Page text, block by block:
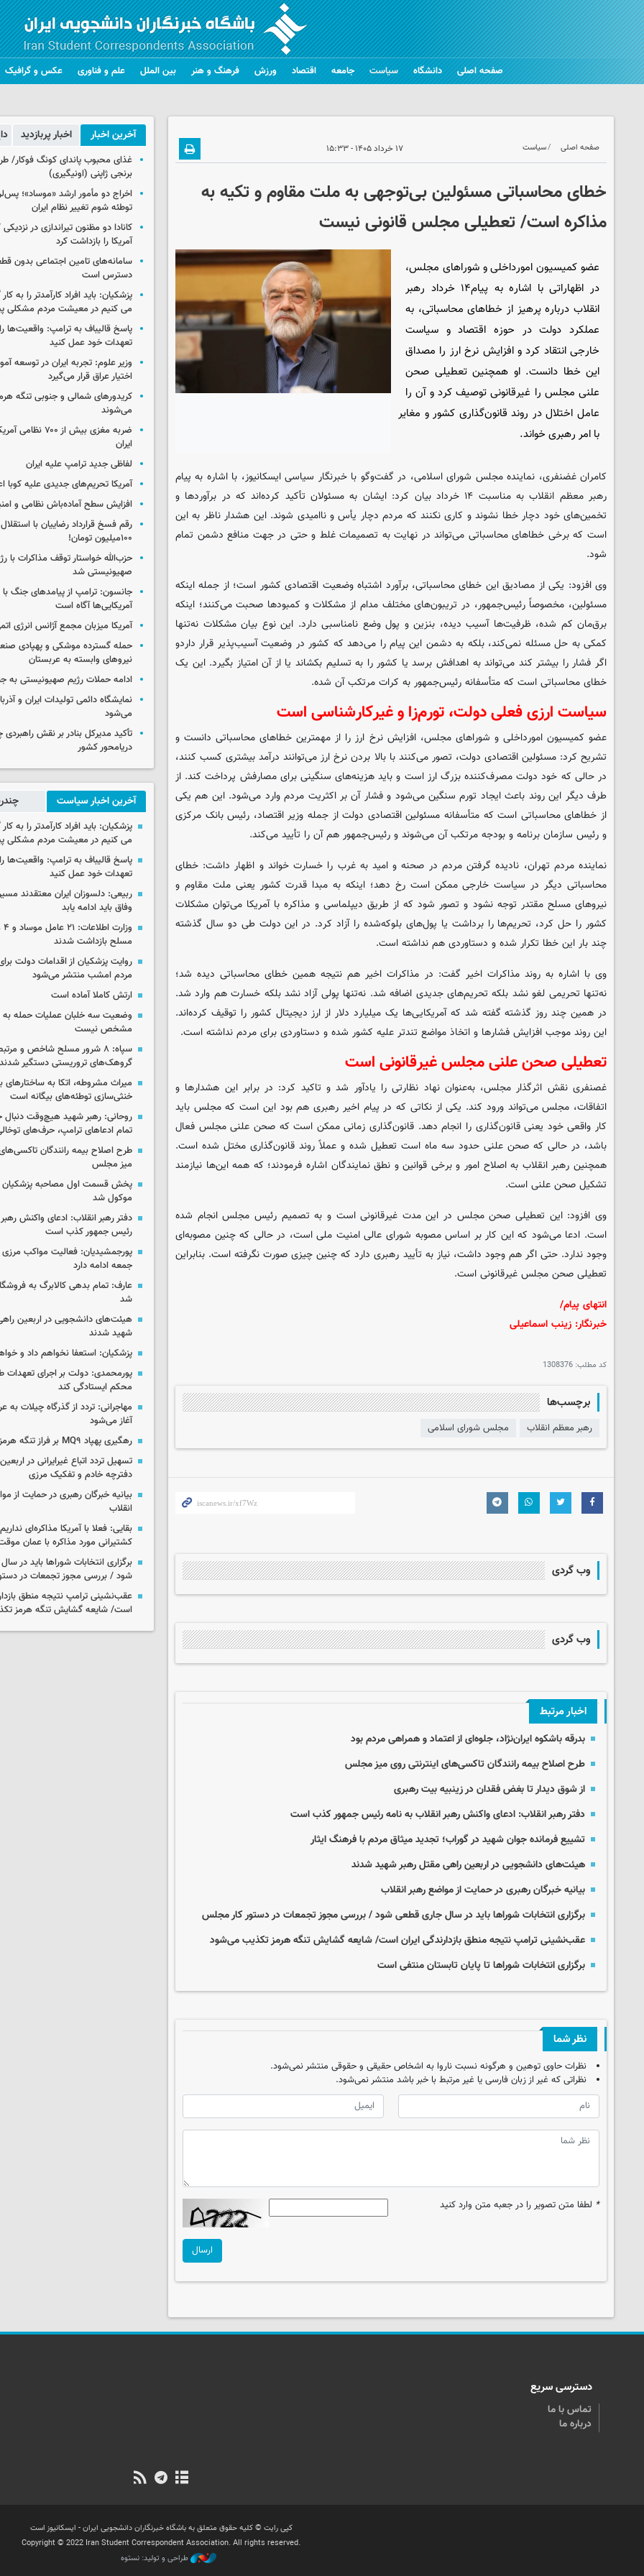
صفحه اصلی دانشگاه سیاست جامعه اقتصاد ورزش فرهنگ و هنر بین الملل علم و فناوری عکس و گرافیک
صفحه اصلی سیاست ۱۷ خرداد ۱۴۰۵ - ۱۵:۳۳
خطای محاسباتی مسئولین بی‌توجهی به ملت مقاوم و تکیه به
مذاکره است/ تعطیلی مجلس قانونی نیست
عضو کمیسیون امورداخلی و شوراهای مجلس،
در اظهاراتی با اشاره به پیام۱۴ خرداد رهبر
انقلاب درباره پرهیز از خطاهای محاسباتی، به
عملکرد دولت در حوزه اقتصاد و سیاست
خارجی انتقاد کرد و افزایش نرخ ارز را مصداق
این خطا دانست. او همچنین تعطیلی صحن
علنی مجلس را غیرقانونی توصیف کرد و آن را
عامل اختلال در روند قانون‌گذاری کشور و مغایر
با امر رهبری خواند.
کامران غضنفری، نماینده مجلس شورای اسلامی، در گفت‌وگو با خبرنگار سیاسی ایسکانیوز، با اشاره به پیام
رهبر معظم انقلاب به مناسبت ۱۴ خرداد بیان کرد: ایشان به مسئولان تأکید کرده‌اند که در برآوردها و
تخمین‌های خود دچار خطا نشوند و کاری نکنند که مردم دچار یأس و ناامیدی شوند. این هشدار ناظر به این
است که برخی خطاهای محاسباتی می‌تواند در نهایت به تصمیمات غلط و حتی در جهت منافع دشمن تمام
شود.
وی افزود: یکی از مصادیق این خطای محاسباتی، برآورد اشتباه وضعیت اقتصادی کشور است؛ از جمله اینکه
مسئولین، مخصوصاً رئیس‌جمهور، در تریبون‌های مختلف مدام از مشکلات و کمبودها صحبت می‌کنند؛ اینکه
برق‌مان کم شده، ظرفیت‌ها آسیب دیده، بنزین و پول وضع نامناسبی دارد. این نوع بیان مشکلات نه‌تنها
کمکی به حل مسئله نمی‌کند، بلکه به دشمن این پیام را می‌دهد که کشور در وضعیت آسیب‌پذیر قرار داردو
اگر فشار را بیشتر کند می‌تواند به اهدافش برسد یا کشور را به تسلیم بکشاند یا از آن امتیاز بگیرد. این یک
خطای محاسباتی است که متأسفانه رئیس‌جمهور به کرات مرتکب آن شده.
سیاست ارزی فعلی دولت، تورم‌زا و غیرکارشناسی است
عضو کمیسیون امورداخلی و شوراهای مجلس، افزایش نرخ ارز را از مهمترین خطاهای محاسباتی دانست و
تشریح کرد: مسئولین اقتصادی دولت، تصور می‌کنند با بالا بردن نرخ ارز می‌توانند درآمد بیشتری کسب کنند،
در حالی که خود دولت مصرف‌کننده بزرگ ارز است و باید هزینه‌های سنگینی برای مصارفش پرداخت کند. از
طرف دیگر این روند باعث ایجاد تورم سنگین می‌شود و فشار آن بر اکثریت مردم وارد می‌شود. این هم یکی
از خطاهای محاسباتی است که متأسفانه مسئولین اقتصادی دولت از جمله وزیر اقتصاد، رئیس بانک مرکزی
و رئیس سازمان برنامه و بودجه مرتکب آن می‌شوند و رئیس‌جمهور هم آن را تأیید می‌کند.
نماینده مردم تهران، نادیده گرفتن مردم در صحنه و امید به غرب را خسارت خواند و اظهار داشت: خطای
محاسباتی دیگر در سیاست خارجی ممکن است رخ دهد؛ اینکه به مبدا قدرت کشور یعنی ملت مقاوم و
نیروهای مسلح مقتدر توجه نشود و تصور شود که از طریق دیپلماسی و مذاکره با آمریکا می‌توان مشکلات
کشور را حل کرد، تحریم‌ها را برداشت یا پول‌های بلوکه‌شده را آزاد کرد. در این دولت طی دو سال گذشته
چند بار این خطا تکرار شده و دستاوردی هم نداشته است.
وی با اشاره به روند مذاکرات اخیر گفت: در مذاکرات اخیر هم نتیجه همین خطای محاسباتی دیده شد؛
نه‌تنها تحریمی لغو نشد بلکه تحریم‌های جدیدی اضافه شد. نه‌تنها پولی آزاد نشد بلکه خسارت هم وارد شد.
در همین چند روز گذشته گفته شد که آمریکایی‌ها یک میلیارد دلار از ارز دیجیتال کشور را توقیف کرده‌اند.
این روند موجب افزایش فشارها و اتخاذ مواضع تندتر علیه کشور شده و دستاوردی برای مردم نداشته است.
تعطیلی صحن علنی مجلس غیرقانونی است
غصنفری نقش اثرگذار مجلس، به‌عنوان نهاد نظارتی را یادآور شد و تاکید کرد: در برابر این هشدارها و
اتفاقات، مجلس می‌تواند ورود کند. یکی از نکاتی که در پیام اخیر رهبری هم بود این است که مجلس باید
کار واقعی خود یعنی قانون‌گذاری را انجام دهد. قانون‌گذاری زمانی ممکن است که صحن علنی مجلس فعال
باشد، در حالی که صحن علنی حدود سه ماه است تعطیل شده و عملاً روند قانون‌گذاری مختل شده است.
همچنین رهبر انقلاب به اصلاح امور و برخی قوانین و نطق نمایندگان اشاره فرمودند؛ که همه این‌ها نیازمند
تشکیل صحن علنی است.
وی افزود: این تعطیلی صحن مجلس در این مدت غیرقانونی است و به تصمیم رئیس مجلس انجام شده
است. ادعا می‌شود که این کار بر اساس مصوبه شورای عالی امنیت ملی است، در حالی که چنین مصوبه‌ای
وجود ندارد. حتی اگر هم وجود داشت، نیاز به تأیید رهبری دارد که چنین چیزی صورت نگرفته است. بنابراین
تعطیلی صحن مجلس غیرقانونی است.
انتهای پیام/
خبرنگار: زینب اسماعیلی
کد مطلب: 1308376
برچسب‌ها
رهبر معظم انقلاب مجلس شورای اسلامی
وب گردی
وب گردی
اخبار مرتبط
بدرقه باشکوه ایران‌نژاد، جلوه‌ای از اعتماد و همراهی مردم بود
طرح اصلاح بیمه رانندگان تاکسی‌های اینترنتی روی میز مجلس
از شوق دیدار تا بغض فقدان در زینبیه بیت رهبری
دفتر رهبر انقلاب: ادعای واکنش رهبر انقلاب به نامه رئیس جمهور کذب است
تشییع فرمانده جوان شهید در گوراب؛ تجدید میثاق مردم با فرهنگ ایثار
هیئت‌های دانشجویی در اربعین راهی مقتل رهبر شهید شدند
بیانیه خبرگان رهبری در حمایت از مواضع رهبر انقلاب
برگزاری انتخابات شوراها باید در سال جاری قطعی شود / بررسی مجوز تجمعات در دستور کار مجلس
عقب‌نشینی ترامپ نتیجه منطق بازدارندگی ایران است/ شایعه گشایش تنگه هرمز تکذیب می‌شود
برگزاری انتخابات شوراها تا پایان تابستان منتفی است
نظر شما
نظرات حاوی توهین و هرگونه نسبت ناروا به اشخاص حقیقی و حقوقی منتشر نمی‌شود.
نظراتی که غیر از زبان فارسی یا غیر مرتبط با خبر باشد منتشر نمی‌شود.
* لطفا متن تصویر را در جعبه متن وارد کنید
ارسال
آخرین اخبار اخبار پربازدید
غذای محبوب پاندای کونگ فوکار/
برنجی ژاپنی (اونیگیری)
اخراج دو مأمور ارشد «موساد»؛
توطئه شوم تغییر نظام ایران
کانادا دو مظنون تیراندازی در
آمریکا را بازداشت کرد
سامانه‌های تامین اجتماعی بدون
دسترس است
پزشکیان: باید افراد کارآمدتر را به
می کنیم در معیشت مردم مشکلی
پاسخ قالیباف به ترامپ: واقعیت‌ها
تعهدات خود عمل کنید
وزیر علوم: تجربه ایران در توسعه
اختیار عراق قرار می‌گیرد
کریدورهای شمالی و جنوبی تنگه
می‌شوند
ضربه مغزی بیش از
ایران
لفاظی جدید ترامپ علیه ایران
آمریکا تحریم‌های جدیدی علیه کوبا
افزایش سطح آماده‌باش نظامی و
رقم فسخ قرارداد رضاییان با
۱۰۰میلیون تومان!
حزب‌الله خواستار توقف مذاکرات با
صهیونیستی شد
جانسون: ترامپ از پیامدهای جنگ با
آمریکایی‌ها آگاه است
آمریکا میزبان مجمع آژانس انرژی
حمله گسترده موشکی و پهپادی
نیروهای وابسته به عربستان
ادامه حملات رژیم صهیونیستی به
نمایشگاه دائمی تولیدات ایران و
می‌شود
تأکید مدیرکل بنادر بر نقش راهبردی
دریامحور کشور
آخرین اخبار سیاست
پزشکیان: باید افراد کارآمدتر را به
می کنیم در معیشت مردم مشکلی
پاسخ قالیباف به ترامپ: واقعیت‌ها
تعهدات خود عمل کنید
ربیعی: دلسوزان ایران معتقدند
وفاق باید ادامه یابد
مسلح بازداشت شدند
روایت پزشکیان از اقدامات دولت
مردم امشب منتشر می‌شود
ارتش کاملا آماده است
وضعیت سه خلبان عملیات حمله به
مشخص نیست
سپاه: ۸ شرور مسلح شاخص و
گروهک‌های تروریستی دستگیر شدند
میراث مشروطه، اتکا به ساختارهای
خنثی‌سازی توطئه‌های بیگانه است
روحانی: رهبر شهید هیچ‌وقت دنبال
تمام ادعاهای ترامپ، حرف‌های
طرح اصلاح بیمه رانندگان
میز مجلس
پخش قسمت اول مصاحبه پزشکیان
موکول شد
دفتر رهبر انقلاب: ادعای واکنش
رئیس جمهور کذب است
پورجمشیدیان: فعالیت مواکب مرزی
جمعه ادامه دارد
عارف: تمام بدهی کالابرگ به
شد
هیئت‌های دانشجویی در اربعین
شهید شدند
پزشکیان: استعفا نخواهم داد و
پورمحمدی: دولت بر اجرای تعهدات
محکم ایستادگی کند
آغاز می‌شود
رهگیری پهپاد MQ۹ بر فراز تنگه هرمز
تسهیل تردد اتباع غیرایرانی در
دفترچه خادم و تفکیک مرزی
بیانیه خبرگان رهبری در حمایت از
انقلاب
بقایی: فعلا با آمریکا مذاکره‌ای
کشتیرانی مورد مذاکره با عمان
برگزاری انتخابات شوراها باید در
شود / بررسی مجوز تجمعات در
عقب‌نشینی ترامپ نتیجه منطق
است/ شایعه گشایش تنگه هرمز
دسترسی سریع
تماس با ما
درباره ما
کپی رایت © کلیه حقوق متعلق به باشگاه خبرنگاران دانشجویی ایران - ایسکانیوز است
Copyright © 2022 Iran Student Correspondent Association. All rights reserved.
طراحی و تولید: نستوه